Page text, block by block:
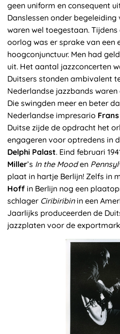
geen uniform en consequent
Danslessen onder
waren wel toegestaan.
oorlog was er sprake van een
hoogconjunctuur. Men had
uit. Het aantal jazzconcerten
Duitsers stonden ambivalent
Nederlandse jazzbands
Die swingden meer en beter
Nederlandse impresario
Duitse zijde de opdracht het
engageren voor optredens in
Delphi Palast. Eind februari
Miller’s In the Mooden
plaat in hartje Berlijn! Zelfs in
Hoff in Berlijn nog een
schlager Ciribiribin in een
Jaarlijks produceerden de
jazzplaten voor de